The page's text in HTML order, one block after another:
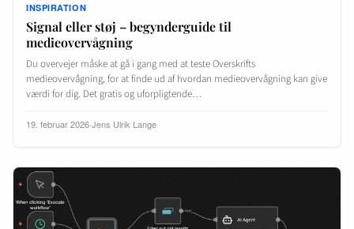
INSPIRATION
Signal eller støj – begynderguide til
medieovervågning
Du overvejer måske at gå i gang med at teste Overskrifts
medieovervågning, for at finde ud af hvordan medieovervågning kan give
værdi for dig. Det gratis og uforpligtende…
19. februar 2026·Jens Ulrik Lange